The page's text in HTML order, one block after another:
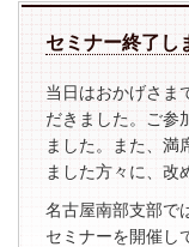
セミナー終了し
当日はおかげさま
だきました。ご参
ました。また、満
ました方々に、改
名古屋南部支部で
セミナーを開催し